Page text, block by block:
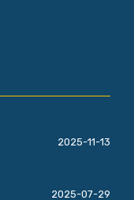
2025-11-13
2025-07-29